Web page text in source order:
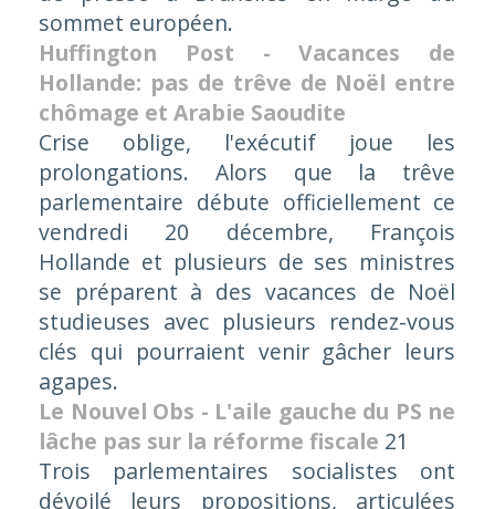
sommet européen.
Huffington Post - Vacances de
Hollande: pas de trêve de Noël entre
chômage et Arabie Saoudite
Crise oblige, l'exécutif joue les
prolongations. Alors que la trêve
parlementaire débute officiellement ce
vendredi 20 décembre, François
Hollande et plusieurs de ses ministres
se préparent à des vacances de Noël
studieuses avec plusieurs rendez-vous
clés qui pourraient venir gâcher leurs
agapes.
Le Nouvel Obs - L'aile gauche du PS ne
lâche pas sur la réforme fiscale 21
Trois parlementaires socialistes ont
dévoilé leurs propositions, articulées